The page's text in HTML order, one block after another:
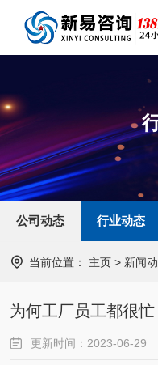
公司动态 行业动态
当前位置： 主页 > 新闻
为何工厂员工都很
更新时间：2023-06-29